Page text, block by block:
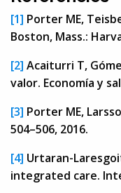
[1] Porter ME,
Boston, Mass.:
[2] Acaiturri T,
valor. Economía y
[3] Porter ME,
504–506, 2016.
[4] Urtaran-
integrated care.